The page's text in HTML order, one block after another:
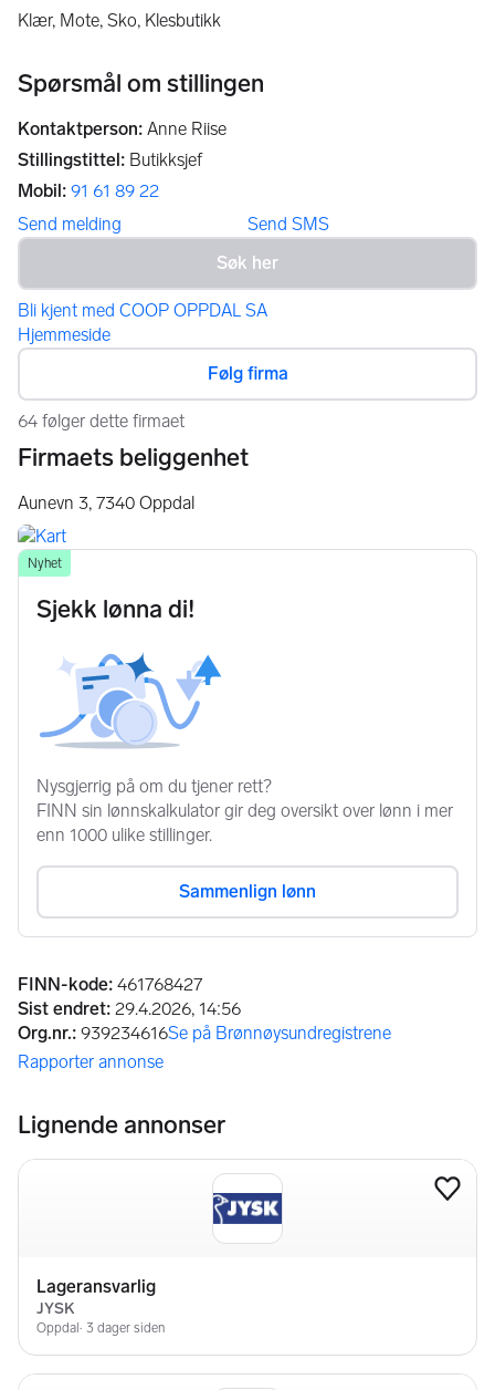
Klær, Mote, Sko, Klesbutikk
Spørsmål om stillingen
Kontaktperson: Anne Riise
Stillingstittel: Butikksjef
Mobil: 91 61 89 22
Send melding
Send SMS
Bli kjent med COOP OPPDAL SA
Hjemmeside
Følg firma
64 følger dette firmaet
Firmaets beliggenhet
Aunevn 3, 7340 Oppdal
Annonseinformasjon
FINN-kode: 461768427
Sist endret: 29.4.2026, 14:56
Org.nr.: 939234616Se på Brønnøysundregistrene
(åpnes i ny fane)
Rapporter annonse